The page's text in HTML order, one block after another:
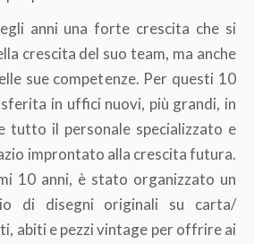
anni una forte crescita che si
crescita del suo team, ma anche
sue competenze. Per questi 10
in uffici nuovi, più grandi, in
tutto il personale specializzato e
improntato alla crescita futura.
10 anni, è stato organizzato un
di disegni originali su carta/
abiti e pezzi vintage per offrire ai